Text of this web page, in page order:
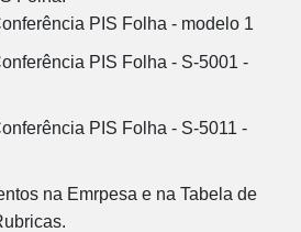
PIS Folha - modelo 1
PIS Folha - S-5001 -
PIS Folha - S-5011 -
na Emrpesa e na Tabela de